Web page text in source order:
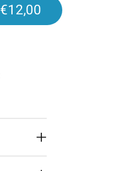
— €12,00